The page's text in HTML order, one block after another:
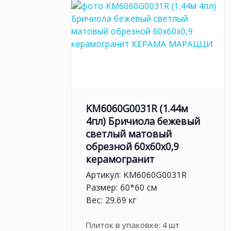
KM6060G0031R (1.44м
4пл) Бричиола бежевый
светлый матовый
обрезной 60x60x0,9
керамогранит
Артикул: KM6060G0031R
Размер: 60*60 см
Вес: 29.69 кг
Плиток в упаковке: 4шт